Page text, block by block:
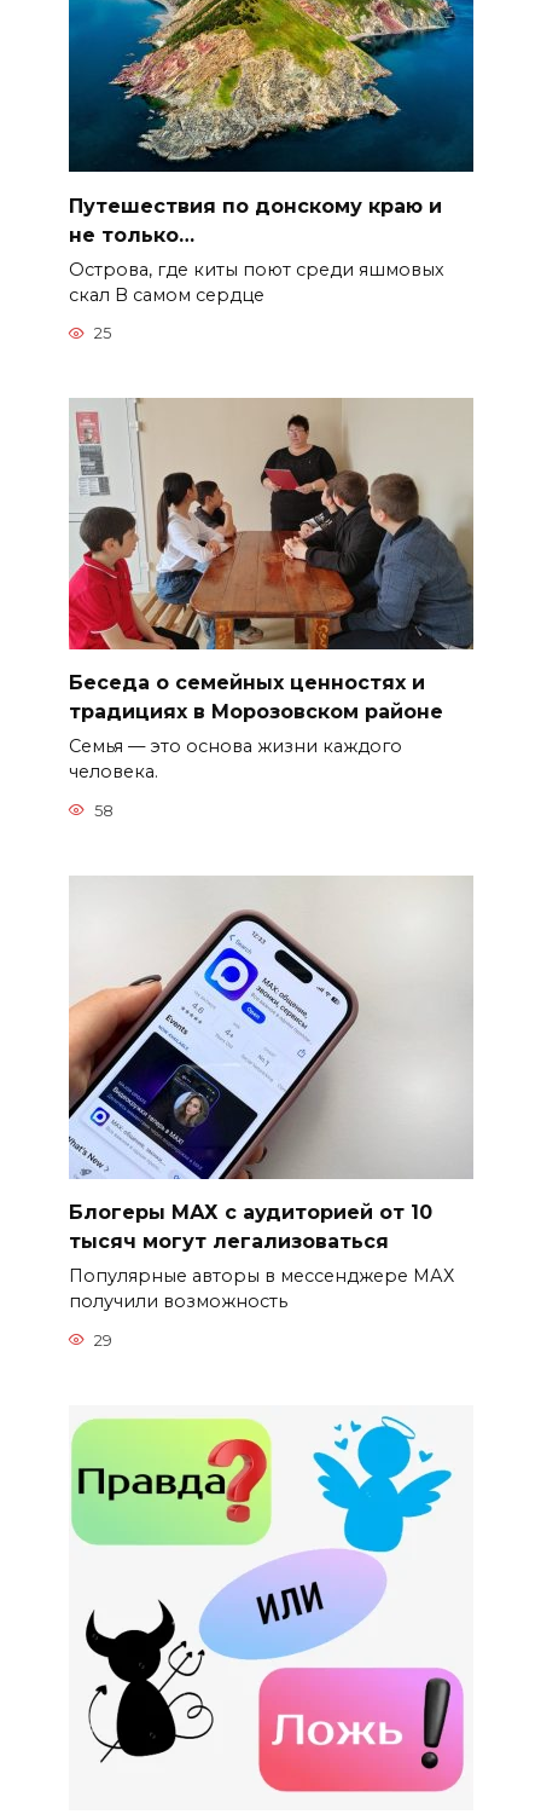
Путешествия по донскому краю и
не только…
Острова, где киты поют среди яшмовых
скал В самом сердце
25
Беседа о семейных ценностях и
традициях в Морозовском районе
Семья — это основа жизни каждого
человека.
58
Блогеры МАХ с аудиторией от 10
тысяч могут легализоваться
Популярные авторы в мессенджере МАХ
получили возможность
29